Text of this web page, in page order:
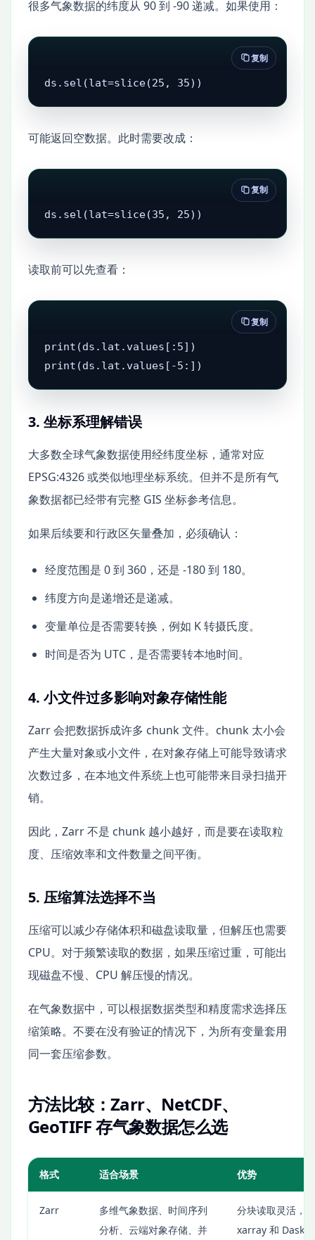
很多气象数据的纬度从 90 到 -90 递减。如果使用：
ds.sel(lat=slice(25, 35))
复制
可能返回空数据。此时需要改成：
ds.sel(lat=slice(35, 25))
复制
读取前可以先查看：
print(ds.lat.values[:5])
print(ds.lat.values[-5:])
复制
3. 坐标系理解错误
大多数全球气象数据使用经纬度坐标，通常对应
EPSG:4326 或类似地理坐标系统。但并不是所有气
象数据都已经带有完整 GIS 坐标参考信息。
如果后续要和行政区矢量叠加，必须确认：
经度范围是 0 到 360，还是 -180 到 180。
纬度方向是递增还是递减。
变量单位是否需要转换，例如 K 转摄氏度。
时间是否为 UTC，是否需要转本地时间。
4. 小文件过多影响对象存储性能
Zarr 会把数据拆成许多 chunk 文件。chunk 太小会
产生大量对象或小文件，在对象存储上可能导致请求
次数过多，在本地文件系统上也可能带来目录扫描开
销。
因此，Zarr 不是 chunk 越小越好，而是要在读取粒
度、压缩效率和文件数量之间平衡。
5. 压缩算法选择不当
压缩可以减少存储体积和磁盘读取量，但解压也需要
CPU。对于频繁读取的数据，如果压缩过重，可能出
现磁盘不慢、CPU 解压慢的情况。
在气象数据中，可以根据数据类型和精度需求选择压
缩策略。不要在没有验证的情况下，为所有变量套用
同一套压缩参数。
方法比较：Zarr、NetCDF、
GeoTIFF 存气象数据怎么选
格式 适合场景 优势
Zarr
多维气象数据、时间序列
分析、云端对象存储、并
分块读取灵活，
xarray 和 Dask